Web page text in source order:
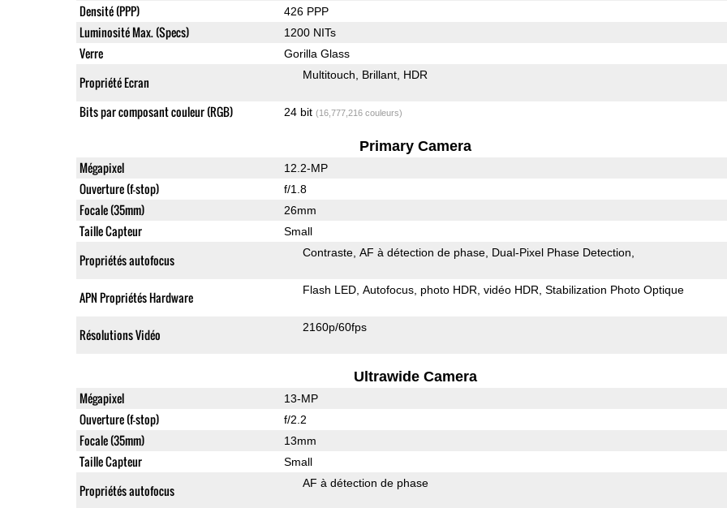
Densité (PPP) 426 PPP
Luminosité Max. (Specs) 1200 NITs
Verre Gorilla Glass
Propriété Ecran Multitouch Brillant HDR
Bits par composant couleur (RGB) 24 bit (16,777,216 couleurs)
Primary Camera
Mégapixel 12.2-MP
Ouverture (f-stop) f/1.8
Focale (35mm) 26mm
Taille Capteur Small
Propriétés autofocus Contraste AF à détection de phase Dual-Pixel Phase Detection
APN Propriétés Hardware Flash LED Autofocus photo HDR vidéo HDR Stabilization Photo Optique
Résolutions Vidéo 2160p/60fps
Ultrawide Camera
Mégapixel 13-MP
Ouverture (f-stop) f/2.2
Focale (35mm) 13mm
Taille Capteur Small
Propriétés autofocus AF à détection de phase